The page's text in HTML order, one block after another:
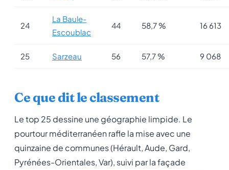
24
La Baule-
Escoublac
44 58,7 % 16 613
25 Sarzeau 56 57,7 % 9 068
Ce que dit le classement
Le top 25 dessine une géographie limpide. Le
pourtour méditerranéen rafle la mise avec une
quinzaine de communes (Hérault, Aude, Gard,
Pyrénées-Orientales, Var), suivi par la façade